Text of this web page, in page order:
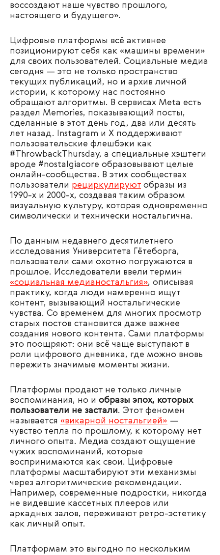
воссоздают наше чувство прошлого,
настоящего и будущего».
Цифровые платформы всё активнее
позиционируют себя как «машины времени»
для своих пользователей. Социальные медиа
сегодня — это не только пространство
текущих публикаций, но и архив личной
истории, к которому нас постоянно
обращают алгоритмы. В сервисах Meta есть
раздел Memories, показывающий посты,
сделанные в этот день год, два или десять
лет назад. Instagram и Х поддерживают
пользовательские флешбэки как
#ThrowbackThursday, а специальные хэштеги
вроде #nostalgiacore образовывают целые
онлайн-сообщества. В этих сообществах
пользователи рециркулируют образы из
1990-х и 2000-х, создавая таким образом
визуальную культуру, которая одновременно
символически и технически ностальгична.
По данным недавнего десятилетнего
исследования Университета Гётеборга,
пользователи сами охотно погружаются в
прошлое. Исследователи ввели термин
«социальная медианостальгия», описывая
практику, когда люди намеренно ищут
контент, вызывающий ностальгические
чувства. Со временем для многих просмотр
старых постов становится даже важнее
создания нового контента. Сами платформы
это поощряют: они всё чаще выступают в
роли цифрового дневника, где можно вновь
пережить значимые моменты жизни.
Платформы продают не только личные
воспоминания, но и образы эпох, которых
пользователи не застали. Этот феномен
называется «викарной ностальгией» —
чувство тепла по прошлому, к которому нет
личного опыта. Медиа создают ощущение
чужих воспоминаний, которые
воспринимаются как свои. Цифровые
платформы масштабируют эти механизмы
через алгоритмические рекомендации.
Например, современные подростки, никогда
не видевшие кассетных плееров или
аркадных залов, переживают ретро-эстетику
как личный опыт.
Платформам это выгодно по нескольким